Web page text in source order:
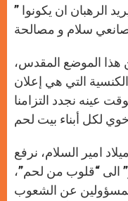
الرهبان ان يكونوا ”
هذا الموضع المقدس،
الكنسية التي هي إعلان
عينه نجدد التزامنا
امير السلام، نرفع
الى “قلوب من لحم”،
عن الشعوب